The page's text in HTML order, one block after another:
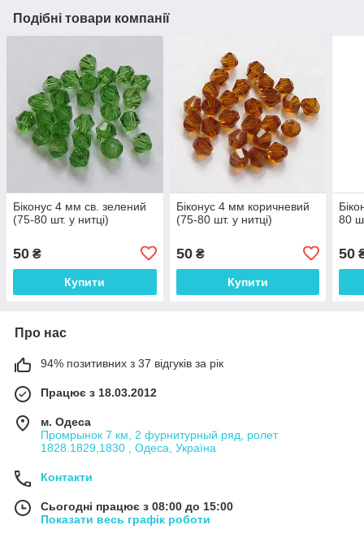
Подібні товари компанії
Біконус 4 мм св. зелений
(75-80 шт. у нитці)
50 ₴
Купити
Біконус 4 мм коричневий
(75-80 шт. у нитці)
50₴
Купити
80
50
Про нас
94% позитивних з 37 відгуків за рік
Працює з 18.03.2012
м. Одеса
Промрынок 7 км, 2 фурнитурный ряд, ролет
1828.1829,1830 , Одеса, Україна
Контакти
Сьогодні працює з 08:00 до 15:00
Показати весь графік роботи